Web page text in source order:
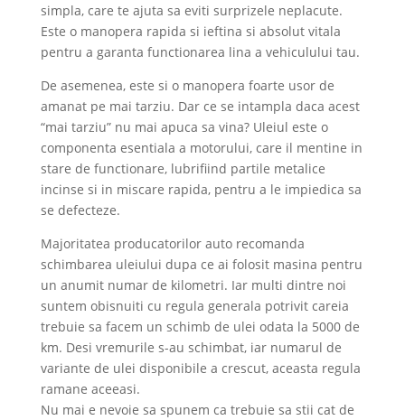
simpla, care te ajuta sa eviti surprizele neplacute.
Este o manopera rapida si ieftina si absolut vitala
pentru a garanta functionarea lina a vehiculului tau.
De asemenea, este si o manopera foarte usor de
amanat pe mai tarziu. Dar ce se intampla daca acest
“mai tarziu” nu mai apuca sa vina? Uleiul este o
componenta esentiala a motorului, care il mentine in
stare de functionare, lubrifiind partile metalice
incinse si in miscare rapida, pentru a le impiedica sa
se defecteze.
Majoritatea producatorilor auto recomanda
schimbarea uleiului dupa ce ai folosit masina pentru
un anumit numar de kilometri. Iar multi dintre noi
suntem obisnuiti cu regula generala potrivit careia
trebuie sa facem un schimb de ulei odata la 5000 de
km. Desi vremurile s-au schimbat, iar numarul de
variante de ulei disponibile a crescut, aceasta regula
ramane aceeasi.
Nu mai e nevoie sa spunem ca trebuie sa stii cat de